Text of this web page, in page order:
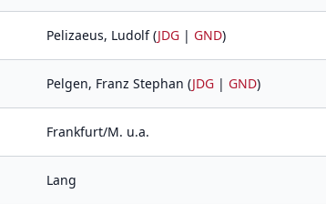
Pelizaeus, Ludolf (JDG | GND)
Pelgen, Franz Stephan (JDG | GND)
Frankfurt/M. u.a.
Lang